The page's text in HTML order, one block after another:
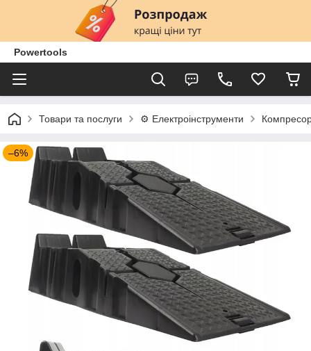
Powertools
Товари та послуги ⚙️ Електроінструменти
–6%